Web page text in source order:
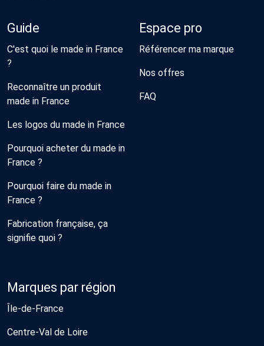
Guide
C'est quoi le made in France
?
Reconnaître un produit
made in France
Les logos du made in France
Pourquoi acheter du made in
France ?
Pourquoi faire du made in
France ?
Fabrication française, ça
signifie quoi ?
Espace pro
Référencer ma marque
Nos offres
FAQ
Marques par région
Île-de-France
Centre-Val de Loire